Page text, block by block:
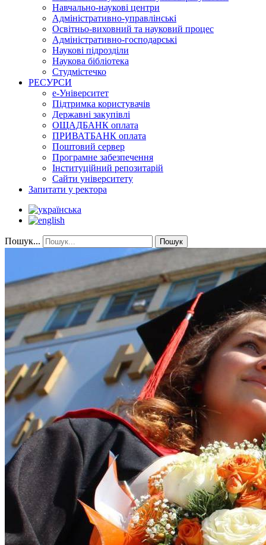
Навчально-наукові центри
Адміністративно-управлінські
Освітньо-виховний та науковий процес
Адміністративно-господарські
Наукові підрозділи
Наукова бібліотека
Студмістечко
РЕСУРСИ
е-Університет
Підтримка користувачів
Державні закупівлі
ОЩАДБАНК оплата
ПРИВАТБАНК оплата
Поштовий сервер
Програмне забезпечення
Інституційний репозитарій
Сайти університету
Запитати у ректора
Пошук... Пошук